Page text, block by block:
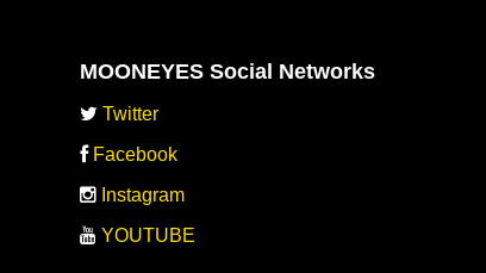
MOONEYES Social Networks
Twitter
Facebook
Instagram
YOUTUBE